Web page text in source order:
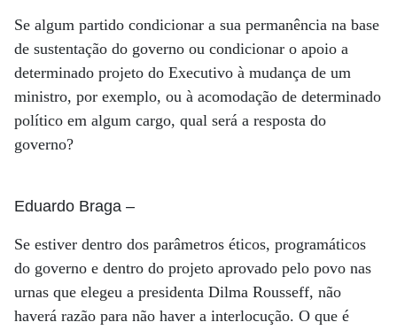
Se algum partido condicionar a sua permanência na base
de sustentação do governo ou condicionar o apoio a
determinado projeto do Executivo à mudança de um
ministro, por exemplo, ou à acomodação de determinado
político em algum cargo, qual será a resposta do
governo?
Eduardo Braga –
Se estiver dentro dos parâmetros éticos, programáticos
do governo e dentro do projeto aprovado pelo povo nas
urnas que elegeu a presidenta Dilma Rousseff, não
haverá razão para não haver a interlocução. O que é